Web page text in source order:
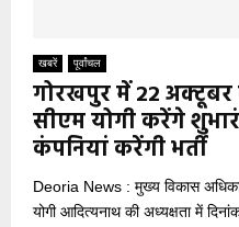
खबरें पूर्वांचल
गोरखपुर में 22 अक्टूबर
सीएम योगी करेंगे
कंपनियां करेंगी भर्ती
Deoria News : मुख्य विकास
योगी आदित्यनाथ की अध्यक्षता में